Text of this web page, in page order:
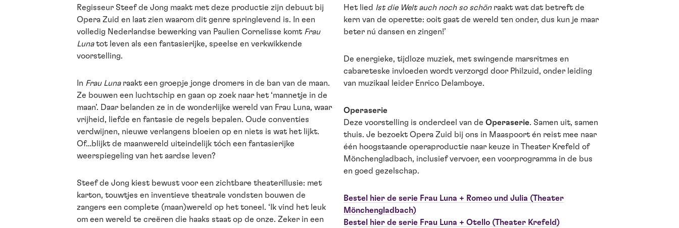
Regisseur Steef de Jong maakt met deze productie zijn debuut bij
Opera Zuid en laat zien waarom dit genre springlevend is. In een
volledig Nederlandse bewerking van Paulien Cornelisse komt Frau
Lunatot leven als een fantasierijke, speelse en verkwikkende
voorstelling.
In Frau Lunaraakt een groepje jonge dromers in de ban van de maan.
Ze bouwen een luchtschip en gaan op zoek naar het ‘mannetje in de
maan’. Daar belanden ze in de wonderlijke wereld van Frau Luna, waar
vrijheid, liefde en fantasie de regels bepalen. Oude conventies
verdwijnen, nieuwe verlangens bloeien op en niets is wat het lijkt.
Of…blijkt de maanwereld uiteindelijk tóch een fantasierijke
weerspiegeling van het aardse leven?
Steef de Jong kiest bewust voor een zichtbare theaterillusie: met
karton, touwtjes en inventieve theatrale vondsten bouwen de
zangers een complete (maan)wereld op het toneel. ‘Ik vind het leuk
om een wereld te creëren die haaks staat op de onze. Zeker in een
Het lied Ist die Welt auch noch so schönraakt wat dat betreft de
kern van de operette: ooit gaat de wereld ten onder, dus kun je maar
beter nú dansen en zingen!’
De energieke, tijdloze muziek, met swingende marsritmes en
cabareteske invloeden wordt verzorgd door Philzuid, onder leiding
van muzikaal leider Enrico Delamboye.
Operaserie
Deze voorstelling is onderdeel van de Operaserie. Samen uit, samen
thuis. Je bezoekt Opera Zuid bij ons in Maaspoort én reist mee naar
één hoogstaande operaproductie naar keuze in Theater Krefeld of
Mönchengladbach, inclusief vervoer, een voorprogramma in de bus
en goed gezelschap.
Bestel hier de serie Frau Luna + Romeo und Julia (Theater
Mönchengladbach)
Bestel hier de serie Frau Luna + Otello (Theater Krefeld)